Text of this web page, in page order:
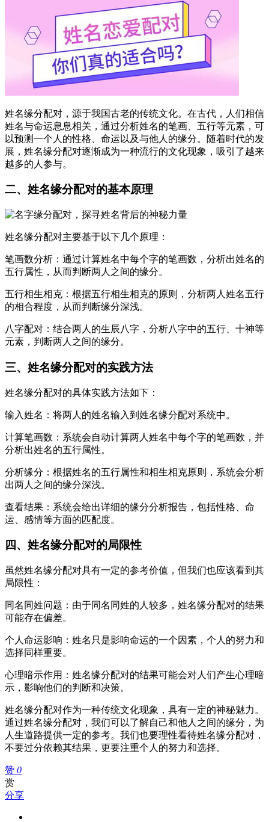
姓名缘分配对，源于我国古老的传统文化。在古代，人们相信
姓名与命运息息相关，通过分析姓名的笔画、五行等元素，可
以预测一个人的性格、命运以及与他人的缘分。随着时代的发
展，姓名缘分配对逐渐成为一种流行的文化现象，吸引了越来
越多的人参与。
二、姓名缘分配对的基本原理
姓名缘分配对主要基于以下几个原理：
笔画数分析：通过计算姓名中每个字的笔画数，分析出姓名的
五行属性，从而判断两人之间的缘分。
五行相生相克：根据五行相生相克的原则，分析两人姓名五行
的相合程度，从而判断缘分深浅。
八字配对：结合两人的生辰八字，分析八字中的五行、十神等
元素，判断两人之间的缘分。
三、姓名缘分配对的实践方法
姓名缘分配对的具体实践方法如下：
输入姓名：将两人的姓名输入到姓名缘分配对系统中。
计算笔画数：系统会自动计算两人姓名中每个字的笔画数，并
分析出姓名的五行属性。
分析缘分：根据姓名的五行属性和相生相克原则，系统会分析
出两人之间的缘分深浅。
查看结果：系统会给出详细的缘分分析报告，包括性格、命
运、感情等方面的匹配度。
四、姓名缘分配对的局限性
虽然姓名缘分配对具有一定的参考价值，但我们也应该看到其
局限性：
同名同姓问题：由于同名同姓的人较多，姓名缘分配对的结果
可能存在偏差。
个人命运影响：姓名只是影响命运的一个因素，个人的努力和
选择同样重要。
心理暗示作用：姓名缘分配对的结果可能会对人们产生心理暗
示，影响他们的判断和决策。
姓名缘分配对作为一种传统文化现象，具有一定的神秘魅力。
通过姓名缘分配对，我们可以了解自己和他人之间的缘分，为
人生道路提供一定的参考。我们也要理性看待姓名缘分配对，
不要过分依赖其结果，更要注重个人的努力和选择。
赞 0
赏
分享